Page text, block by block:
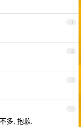
11
12
13
14
多, 抱歉.